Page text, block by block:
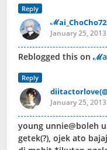
Reply
January 25,
Reblogged this on
Reply
January 25,
young unnie@boleh
getek(?), ojek ato